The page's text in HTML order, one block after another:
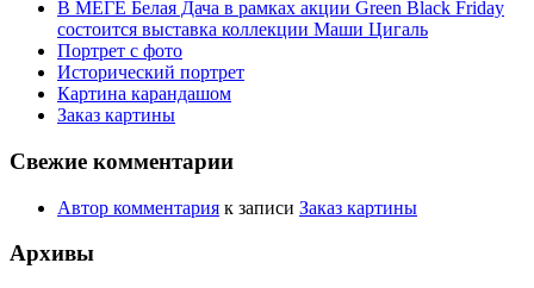
В МЕГЕ Белая Дача в рамках акции Green Black Friday
состоится выставка коллекции Маши Цигаль
Портрет с фото
Исторический портрет
Картина карандашом
Заказ картины
Свежие комментарии
Автор комментария к записи Заказ картины
Архивы